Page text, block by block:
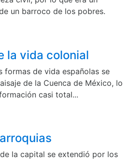
un barroco de los pobres.
la vida colonial
formas de vida españolas se
de la Cuenca de México, lo
casi total...
la capital se extendió por los